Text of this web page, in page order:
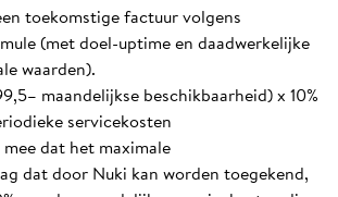
toekomstige factuur volgens
(met doel-uptime en daadwerkelijke
waarden).
maandelijkse beschikbaarheid) x 10%
servicekosten
dat het maximale
dat door Nuki kan worden toegekend,